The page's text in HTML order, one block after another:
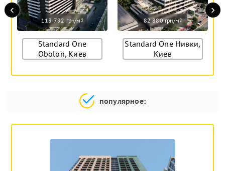
113 792 грн/м2
Standard One
Obolon, Киев
82 880 грн/м2
Standard One Нивки,
Киев
‹ ›
популярное: